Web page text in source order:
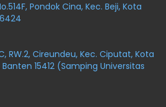
Pondok Cina, Kec. Beji, Kota
RW.2, Cireundeu, Kec. Ciputat, Kota
15412 (Samping Universitas